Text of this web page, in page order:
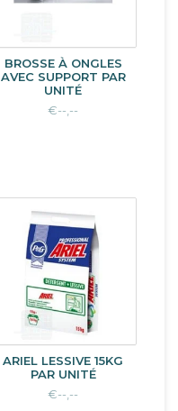
BROSSE À ONGLES
AVEC SUPPORT PAR
UNITÉ
€--,--
ARIEL LESSIVE 15KG
PAR UNITÉ
€--,--